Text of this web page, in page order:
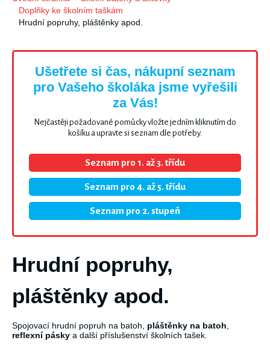
Doplňky ke školním taškám
Hrudní popruhy, pláštěnky apod.
Ušetřete si čas, nákupní seznam
pro Vašeho školáka jsme vyřešili
za Vás!
Nejčastěji požadované pomůcky vložte jedním kliknutím do
košíku a upravte si seznam dle potřeby.
Seznam pro 1. až 3. třídu
Seznam pro 4. až 5. třídu
Seznam pro 2. stupeň
Hrudní popruhy,
pláštěnky apod.
Spojovací hrudní popruh na batoh, pláštěnky na batoh
reflexní pásky a další příslušenství školních tašek.